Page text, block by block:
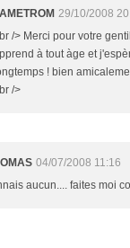
29/10/2008
/> Merci pour votre
à tout àge et
! bien
/>
04/07/2008 11:16
aucun.... faites moi